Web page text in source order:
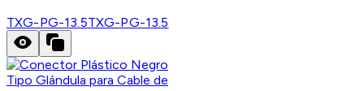
TXG-PG-13.5TXG-PG-13.5